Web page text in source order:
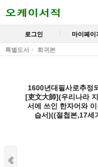
로그인 마이페이
특별도서 희귀본
1600년대필사로추정
[吏文大師](우리나라
서에 쓰인 한자어와
습서)((절첩본,17세